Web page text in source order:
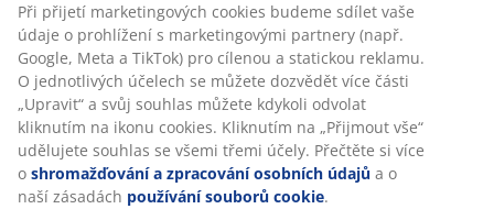
Při přijetí marketingových cookies budeme sdílet vaše
údaje o prohlížení s marketingovými partnery (např.
Google, Meta a TikTok) pro cílenou a statickou reklamu.
O jednotlivých účelech se můžete dozvědět více části
„Upravit“ a svůj souhlas můžete kdykoli odvolat
kliknutím na ikonu cookies. Kliknutím na „Přijmout vše“
udělujete souhlas se všemi třemi účely. Přečtěte si více
o shromažďování a zpracování osobních údajů a o
naší zásadách používání souborů cookie.